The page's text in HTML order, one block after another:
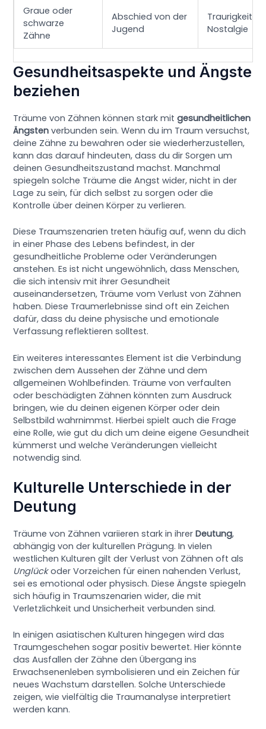
Graue oder
schwarze
Zähne
Abschied von der
Jugend
Traurigkeit,
Nostalgie
Gesundheitsaspekte und Ängste
beziehen
Träume von Zähnen können stark mitgesundheitlichen
Ängsten verbunden sein. Wenn du im Traum versuchst,
deine Zähne zu bewahren oder sie wiederherzustellen,
kann das darauf hindeuten, dass du dir Sorgen um
deinen Gesundheitszustand machst. Manchmal
spiegeln solche Träume die Angst wider, nicht in der
Lage zu sein, für dich selbst zu sorgen oder die
Kontrolle über deinen Körper zu verlieren.
Diese Traumszenarien treten häufig auf, wenn du dich
in einer Phase des Lebens befindest, in der
gesundheitliche Probleme oder Veränderungen
anstehen. Es ist nicht ungewöhnlich, dass Menschen,
die sich intensiv mit ihrer Gesundheit
auseinandersetzen, Träume vom Verlust von Zähnen
haben. Diese Traumerlebnisse sind oft ein Zeichen
dafür, dass du deine physische und emotionale
Verfassung reflektieren solltest.
Ein weiteres interessantes Element ist die Verbindung
zwischen dem Aussehen der Zähne und dem
allgemeinen Wohlbefinden. Träume von verfaulten
oder beschädigten Zähnen könnten zum Ausdruck
bringen, wie du deinen eigenen Körper oder dein
Selbstbild wahrnimmst. Hierbei spielt auch die Frage
eine Rolle, wie gut du dich um deine eigene Gesundheit
kümmerst und welche Veränderungen vielleicht
notwendig sind.
Kulturelle Unterschiede in der
Deutung
Träume von Zähnen variieren stark in ihrerDeutung,
abhängig von der kulturellen Prägung. In vielen
westlichen Kulturen gilt der Verlust von Zähnen oft als
Unglückoder Vorzeichen für einen nahenden Verlust,
sei es emotional oder physisch. Diese Ängste spiegeln
sich häufig in Traumszenarien wider, die mit
Verletzlichkeit und Unsicherheit verbunden sind.
In einigen asiatischen Kulturen hingegen wird das
Traumgeschehen sogar positiv bewertet. Hier könnte
das Ausfallen der Zähne den Übergang ins
Erwachsenenleben symbolisieren und ein Zeichen für
neues Wachstum darstellen. Solche Unterschiede
zeigen, wie vielfältig die Traumanalyse interpretiert
werden kann.